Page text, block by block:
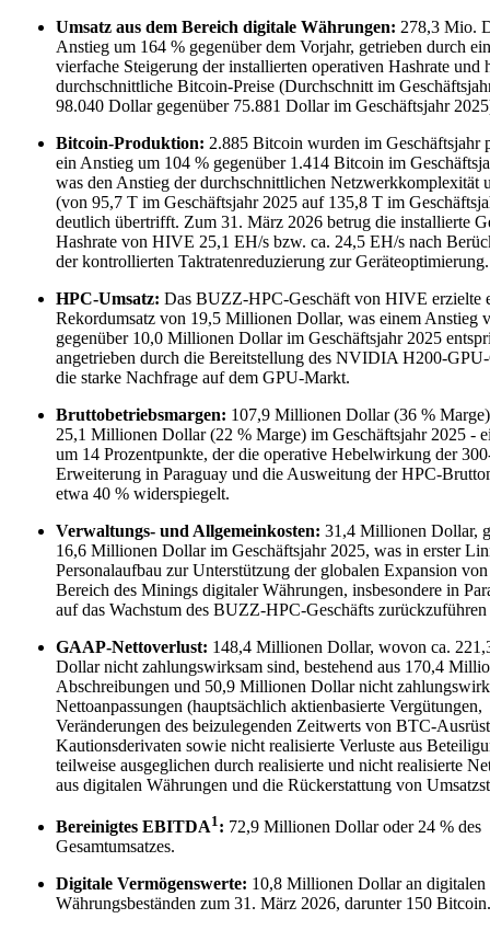
Umsatz aus dem Bereich digitale Währungen: 278,3 Mio.
Anstieg um 164 % gegenüber dem Vorjahr, getrieben durch
vierfache Steigerung der installierten operativen Hashrate und
durchschnittliche Bitcoin-Preise (Durchschnitt im
98.040 Dollar gegenüber 75.881 Dollar im Geschäftsjahr
Bitcoin-Produktion: 2.885 Bitcoin wurden im Geschäftsjahr
ein Anstieg um 104 % gegenüber 1.414 Bitcoin im
was den Anstieg der durchschnittlichen Netzwerkkomplexität
(von 95,7 T im Geschäftsjahr 2025 auf 135,8 T im
deutlich übertrifft. Zum 31. März 2026 betrug die installierte
Hashrate von HIVE 25,1 EH/s bzw. ca. 24,5 EH/s nach
der kontrollierten Taktratenreduzierung zur Geräteoptimierung.
HPC-Umsatz: Das BUZZ-HPC-Geschäft von HIVE erzielte
Rekordumsatz von 19,5 Millionen Dollar, was einem Anstieg
gegenüber 10,0 Millionen Dollar im Geschäftsjahr 2025
angetrieben durch die Bereitstellung des NVIDIA H200-
die starke Nachfrage auf dem GPU-Markt.
Bruttobetriebsmargen: 107,9 Millionen Dollar (36 %
25,1 Millionen Dollar (22 % Marge) im Geschäftsjahr 2025 -
um 14 Prozentpunkte, der die operative Hebelwirkung der
Erweiterung in Paraguay und die Ausweitung der HPC-
etwa 40 % widerspiegelt.
Verwaltungs- und Allgemeinkosten: 31,4 Millionen Dollar,
16,6 Millionen Dollar im Geschäftsjahr 2025, was in erster
Personalaufbau zur Unterstützung der globalen Expansion
Bereich des Minings digitaler Währungen, insbesondere in
auf das Wachstum des BUZZ-HPC-Geschäfts zurückzuführen
GAAP-Nettoverlust: 148,4 Millionen Dollar, wovon ca.
Dollar nicht zahlungswirksam sind, bestehend aus 170,4
Abschreibungen und 50,9 Millionen Dollar nicht
Nettoanpassungen (hauptsächlich aktienbasierte Vergütungen,
Veränderungen des beizulegenden Zeitwerts von BTC-
Kautionsderivaten sowie nicht realisierte Verluste aus
teilweise ausgeglichen durch realisierte und nicht realisierte
aus digitalen Währungen und die Rückerstattung von
Bereinigtes EBITDA1 : 72,9 Millionen Dollar oder 24 % des
Gesamtumsatzes.
Digitale Vermögenswerte: 10,8 Millionen Dollar an digitalen
Währungsbeständen zum 31. März 2026, darunter 150 Bitcoin.